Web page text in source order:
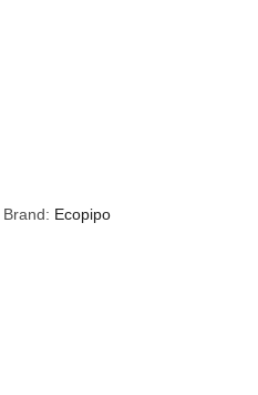
Brand: Ecopipo